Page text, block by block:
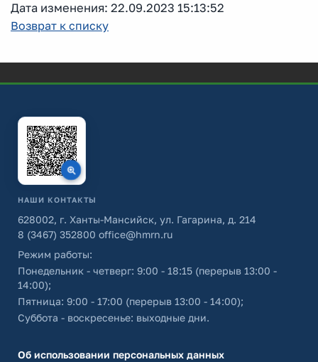
Дата изменения: 22.09.2023 15:13:52
Возврат к списку
НАШИ КОНТАКТЫ
628002, г. Ханты-Мансийск, ул. Гагарина, д. 214
8 (3467) 352800 office@hmrn.ru
Режим работы:
Понедельник - четверг: 9:00 - 18:15 (перерыв 13:00 -
14:00);
Пятница: 9:00 - 17:00 (перерыв 13:00 - 14:00);
Суббота - воскресенье: выходные дни.
Об использовании персональных данных